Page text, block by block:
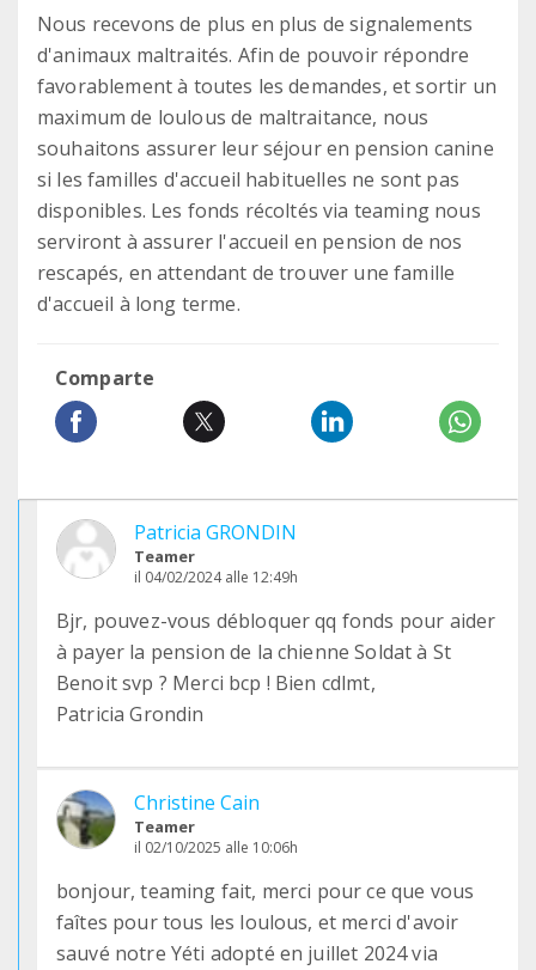
Nous recevons de plus en plus de signalements
d'animaux maltraités. Afin de pouvoir répondre
favorablement à toutes les demandes, et sortir un
maximum de loulous de maltraitance, nous
souhaitons assurer leur séjour en pension canine
si les familles d'accueil habituelles ne sont pas
disponibles. Les fonds récoltés via teaming nous
serviront à assurer l'accueil en pension de nos
rescapés, en attendant de trouver une famille
d'accueil à long terme.
Comparte
Patricia GRONDIN
Teamer
il 04/02/2024 alle 12:49h
Bjr, pouvez-vous débloquer qq fonds pour aider
à payer la pension de la chienne Soldat à St
Benoit svp ? Merci bcp ! Bien cdlmt,
Patricia Grondin
Christine Cain
Teamer
il 02/10/2025 alle 10:06h
bonjour, teaming fait, merci pour ce que vous
faîtes pour tous les loulous, et merci d'avoir
sauvé notre Yéti adopté en juillet 2024 via